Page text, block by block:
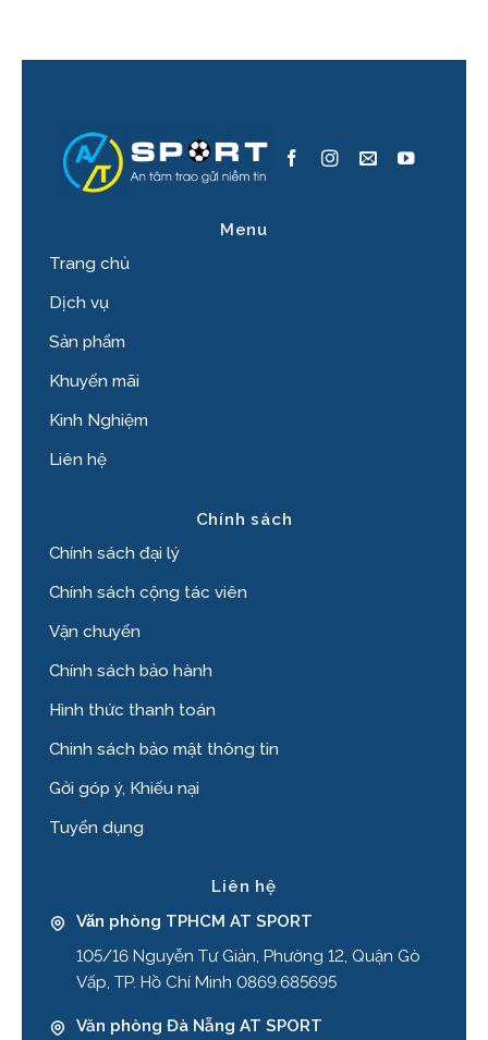
Menu
Trang chủ
Dịch vụ
Sản phẩm
Khuyến mãi
Kinh Nghiệm
Liên hệ
Chính sách
Chính sách đại lý
Chính sách cộng tác viên
Vận chuyển
Chính sách bảo hành
Hình thức thanh toán
Chinh sách bảo mật thông tin
Gởi góp ý, Khiếu nại
Tuyển dụng
Liên hệ
Văn phòng TPHCM AT SPORT
105/16 Nguyễn Tư Giản, Phường 12, Quận Gò
Vấp, TP. Hồ Chí Minh 0869.685695
Văn phòng Đà Nẵng AT SPORT